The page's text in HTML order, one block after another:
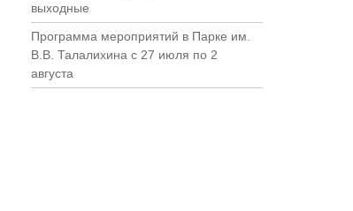
выходные
Программа мероприятий в Парке им.
В.В. Талалихина с 27 июля по 2
августа